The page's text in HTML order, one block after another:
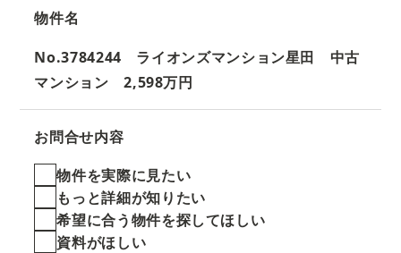
物件名
No.3784244 ライオンズマンション星田 中古
マンション 2,598万円
お問合せ内容
物件を実際に見たい
もっと詳細が知りたい
希望に合う物件を探してほしい
資料がほしい